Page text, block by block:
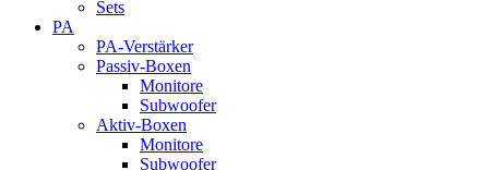
Sets
PA
PA-Verstärker
Passiv-Boxen
Monitore
Subwoofer
Aktiv-Boxen
Monitore
Subwoofer